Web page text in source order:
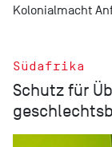
Kolonialmacht
Südafrika
Schutz für